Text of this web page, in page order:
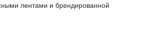
лентами и брендированной